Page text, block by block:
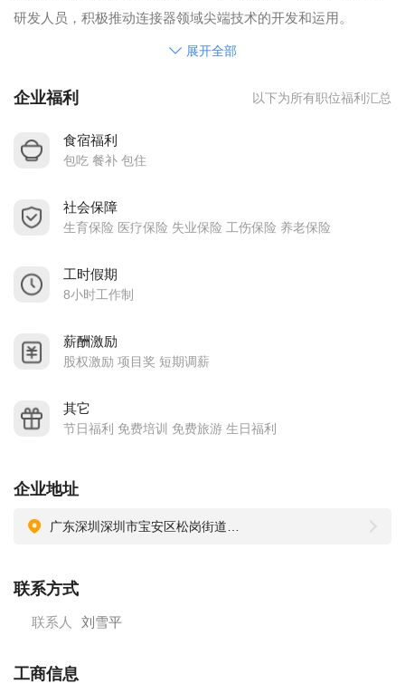
研发人员，积极推动连接器领域尖端技术的开发和运用。
目前在深圳拥有专业制造工厂，冲压车间，注塑车间，自动化
公司致力于通讯、计算机、数字家庭与消费性电子连接器研发
MICROU 系列，USB系列，在深圳、香港、等建立营销据点，
知名企业直接或间接供应商，建立长期合作伙伴。为全球客户
提供全方位的零组件供应与实时之产品技术服务。公司秉持“诚
续经营；并针对3C产业趋势，开发出多种高频精密连接器，以
公司理念：科技 品质 服务
经营方针：质量第一，服务至上
质量方针：提供优质可靠产品；持续改进质量体系；追求顾客
全面满意。
防污染发生；遵守环保法规，坚持持续改善。
展开全部
企业福利 以下为所有职位福利汇总
食宿福利
包吃 餐补 包住
社会保障
生育保险 医疗保险 失业保险 工伤保险 养老保险
工时假期
8小时工作制
薪酬激励
股权激励 项目奖 短期调薪
其它
节日福利 免费培训 免费旅游 生日福利
企业地址
联系方式
联系人 刘雪平
工商信息